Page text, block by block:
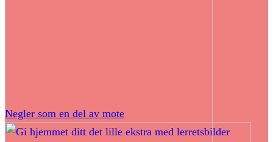
Negler som en del av mote